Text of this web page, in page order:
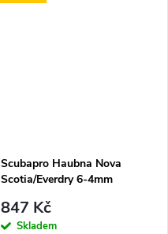
Scubapro Haubna Nova
Scotia/Everdry 6-4mm
847 Kč
Skladem